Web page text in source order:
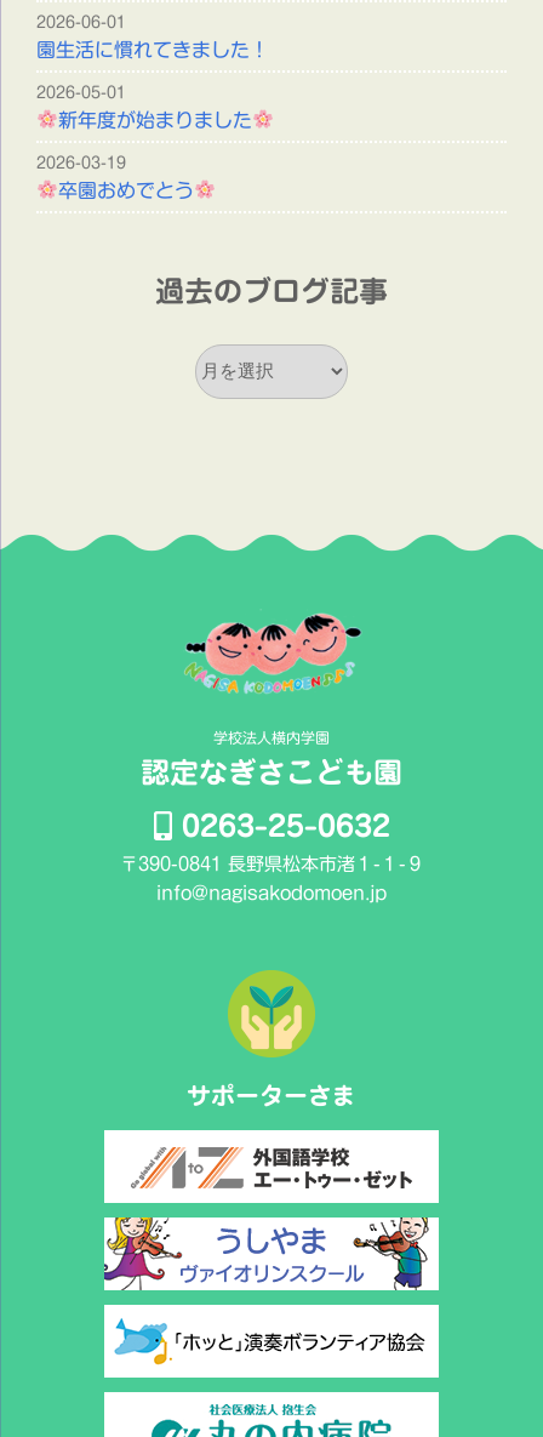
園生活に慣れてきました！
2026-06-01
新年度が始まりました
2026-05-01
卒園おめでとう
2026-03-19
過去のブログ記事
記
学校法人横内学園
認定なぎさこども園
0263-25-0632
〒390-0841 長野県松本市渚１-１-９
info@nagisakodomoen.jp
サポーターさま